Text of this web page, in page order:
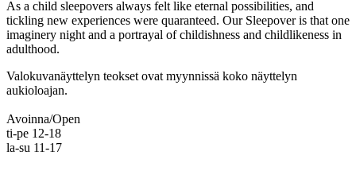
As a child sleepovers always felt like eternal possibilities, and
tickling new experiences were quaranteed. Our Sleepover is that one
imaginery night and a portrayal of childishness and childlikeness in
adulthood.
Valokuvanäyttelyn teokset ovat myynnissä koko näyttelyn
aukioloajan.
Avoinna/Open
ti-pe 12-18
la-su 11-17